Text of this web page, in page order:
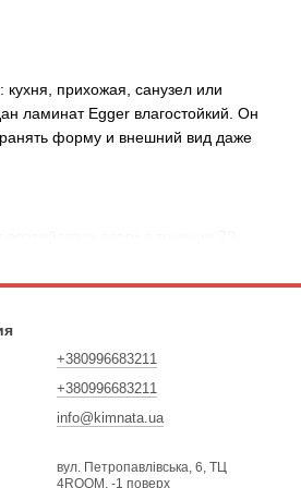
прихожая, санузел или
ламинат Egger влагостойкий. Он
форму и внешний вид даже
он условный. Ламинат
+380996683211
+380996683211
info@kimnata.ua
вул. Петропавлівська, 6, ТЦ
4ROOM, -1 поверх